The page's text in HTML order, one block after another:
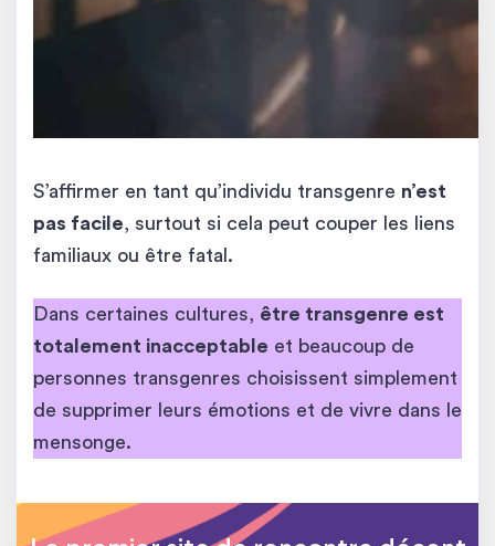
S’affirmer en tant qu’individu transgenre n’est
pas facile, surtout si cela peut couper les liens
familiaux ou être fatal.
Dans certaines cultures, être transgenre est
totalement inacceptable et beaucoup de
personnes transgenres choisissent simplement
de supprimer leurs émotions et de vivre dans le
mensonge.